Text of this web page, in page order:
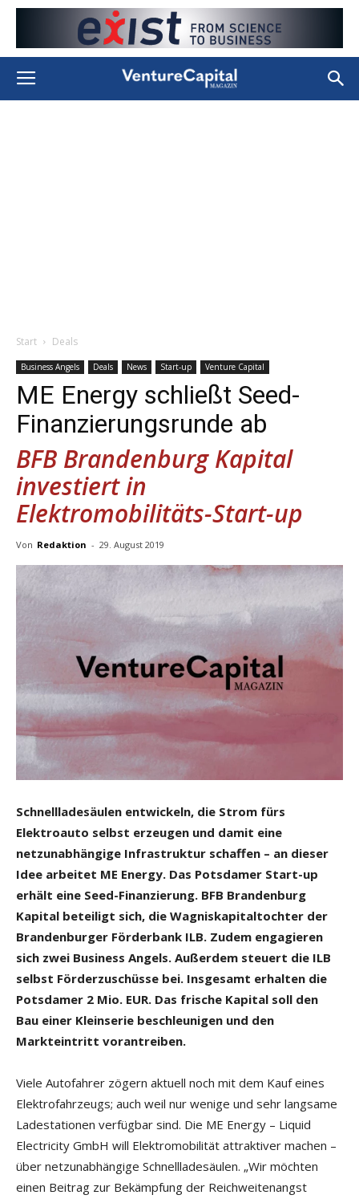
Start Deals
Business Angels Deals News Start-up Venture Capital
ME Energy schließt Seed-
Finanzierungsrunde ab
BFB Brandenburg Kapital
investiert in
Elektromobilitäts-Start-up
Von Redaktion - 29. August 2019
Schnellladesäulen entwickeln, die Strom fürs
Elektroauto selbst erzeugen und damit eine
netzunabhängige Infrastruktur schaffen – an dieser
Idee arbeitet ME Energy. Das Potsdamer Start-up
erhält eine Seed-Finanzierung. BFB Brandenburg
Kapital beteiligt sich, die Wagniskapitaltochter der
Brandenburger Förderbank ILB. Zudem engagieren
sich zwei Business Angels. Außerdem steuert die ILB
selbst Förderzuschüsse bei. Insgesamt erhalten die
Potsdamer 2 Mio. EUR. Das frische Kapital soll den
Bau einer Kleinserie beschleunigen und den
Markteintritt vorantreiben.
Viele Autofahrer zögern aktuell noch mit dem Kauf eines
Elektrofahrzeugs; auch weil nur wenige und sehr langsame
Ladestationen verfügbar sind. Die ME Energy – Liquid
Electricity GmbH will Elektromobilität attraktiver machen –
über netzunabhängige Schnellladesäulen. „Wir möchten
einen Beitrag zur Bekämpfung der Reichweitenangst